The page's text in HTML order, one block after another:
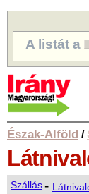
A listát a
Észak-Alföld /
Szállás-